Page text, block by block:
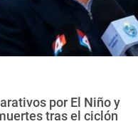
por El Niño y
tras el ciclón